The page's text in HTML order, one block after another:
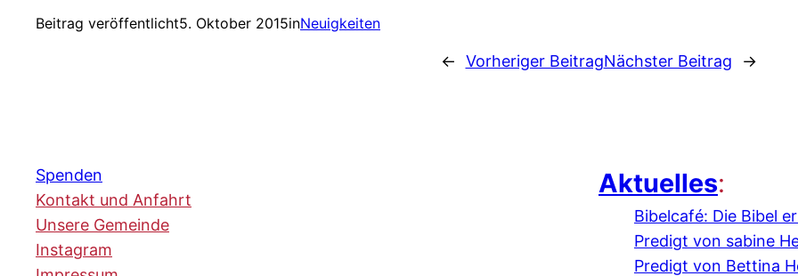
Beitrag veröffentlicht5. Oktober 2015inNeuigkeiten
← Vorheriger BeitragNächster Beitrag →
Spenden
Kontakt und Anfahrt
Unsere Gemeinde
Instagram
Aktuelles:
Bibelcafé: Die Bibel
Predigt von sabine
Predigt von Bettina